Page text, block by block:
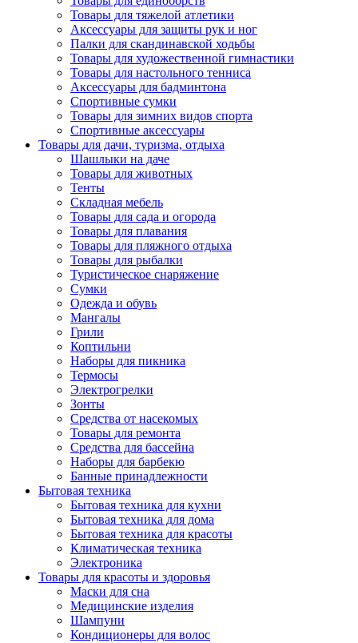
Товары для тяжелой атлетики
Аксессуары для защиты рук и ног
Палки для скандинавской ходьбы
Товары для художественной гимнастики
Товары для настольного тенниса
Аксессуары для бадминтона
Спортивные сумки
Товары для зимних видов спорта
Спортивные аксессуары
Товары для дачи, туризма, отдыха
Шашлыки на даче
Товары для животных
Тенты
Складная мебель
Товары для сада и огорода
Товары для плавания
Товары для пляжного отдыха
Товары для рыбалки
Туристическое снаряжение
Сумки
Одежда и обувь
Мангалы
Грили
Коптильни
Наборы для пикника
Термосы
Электрогрелки
Зонты
Средства от насекомых
Товары для ремонта
Средства для бассейна
Наборы для барбекю
Банные принадлежности
Бытовая техника
Бытовая техника для кухни
Бытовая техника для дома
Бытовая техника для красоты
Климатическая техника
Электроника
Товары для красоты и здоровья
Маски для сна
Медицинские изделия
Шампуни
Кондиционеры для волос